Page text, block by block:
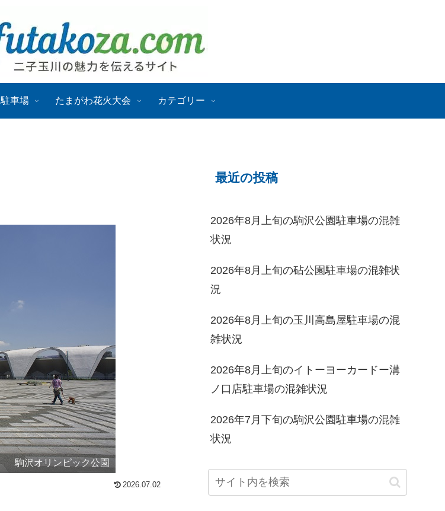
駐車場 たまがわ花火大会 カテゴリー
駒沢オリンピック公園
2026.07.02
最近の投稿
2026年8月上旬の駒沢公園駐車場の混雑
状況
2026年8月上旬の砧公園駐車場の混雑状
況
2026年8月上旬の玉川高島屋駐車場の混
雑状況
2026年8月上旬のイトーヨーカードー溝
ノ口店駐車場の混雑状況
2026年7月下旬の駒沢公園駐車場の混雑
状況